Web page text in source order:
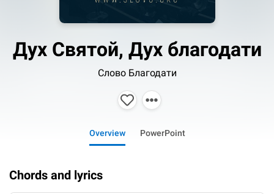
Дух Святой, Дух благодати
Слово Благодати
Overview PowerPoint
Chords and lyrics